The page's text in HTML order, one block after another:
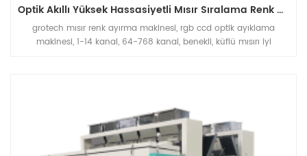
Optik Akıllı Yüksek Hassasiyetli Mısır Sıralama Renk Sıralayıcı Makinesi
grotech mısır renk ayırma makinesi, rgb ccd optik ayıklama
makinesi, 1-14 kanal, 64-768 kanal, benekli, küflü mısırı iyi